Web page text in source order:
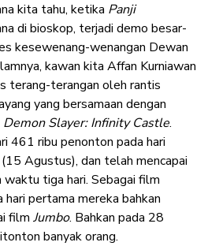
kita tahu, ketika Panji
di bioskop, terjadi demo besar-
kesewenang-wenangan Dewan
kawan kita Affan Kurniawan
terang-terangan oleh rantis
yang bersamaan dengan
Demon Slayer: Infinity Castle.
461 ribu penonton pada hari
Agustus), dan telah mencapai
tiga hari. Sebagai film
hari pertama mereka bahkan
film Jumbo. Bahkan pada 28
banyak orang.